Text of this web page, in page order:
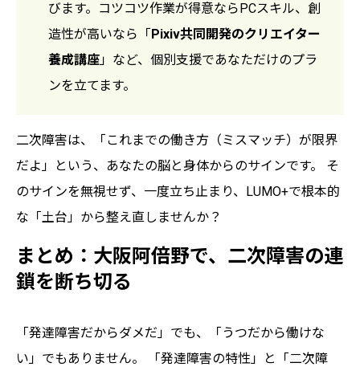
びます。コツコツ作業が得意ならPCスキル、創
造性が高いなら「 Pixiv共同開発のクリエイター
養成講座」など、個別支援であなただけのプラ
ンを立てます。
二次障害は、「これまでの働き方（ミスマッチ）が限界
だよ」という、あなたの脳と身体からのサインです。 そ
のサインを無視せず、一度立ち止まり、LUMO+で根本的
な「土台」から整え直しませんか？
まとめ：大阪阿倍野で、二次障害の連
鎖を断ち切る
「発達障害だからダメだ」でも、「うつだから働けな
い」でもありません。 「発達障害の特性」と「二次障